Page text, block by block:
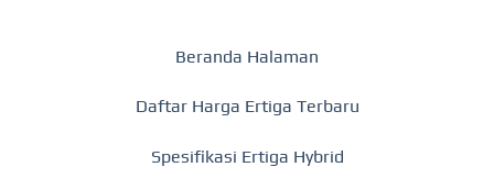
Beranda Halaman
Daftar Harga Ertiga Terbaru
Spesifikasi Ertiga Hybrid